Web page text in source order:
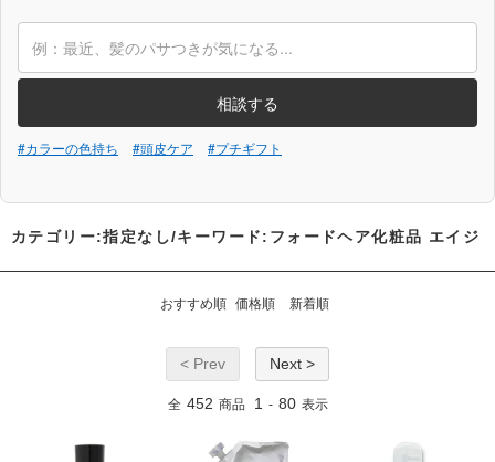
相談する
#カラーの色持ち #頭皮ケア #プチギフト
カテゴリー:指定なし/キーワード:フォードヘア化粧品 エイジ
おすすめ順 価格順 新着順
< Prev Next >
全 452 商品 1 - 80 表示